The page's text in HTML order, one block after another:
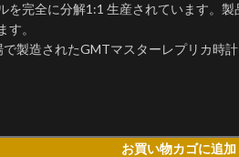
を完全に分解1:1 生産されています。
す。
で製造されたGMTマスターレプリカ時
お買い物カゴに追加